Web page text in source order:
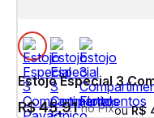
Estojo Especial 3
R$45,91no PixouR$